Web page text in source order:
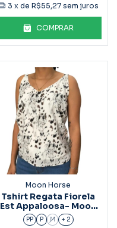
3 x de R$55,27 sem juros
COMPRAR
Moon Horse
Tshirt Regata Fiorela
Est Appaloosa- Moon
Horse - V142
PP P M + 2